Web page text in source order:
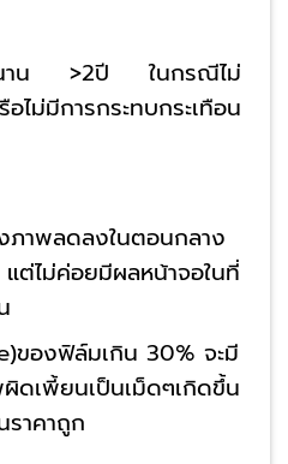
วนาน >2ปี ในกรณีไม่
ม่มีการกระทบกระเทือน
ภาพลดลงในตอนกลาง
ต่ไม่ค่อยมีผลหน้าจอในที่
ของฟิล์มเกิน 30% จะมี
ดเพี้ยนเป็นเม็ดๆเกิดขึ้น
าคาถูก